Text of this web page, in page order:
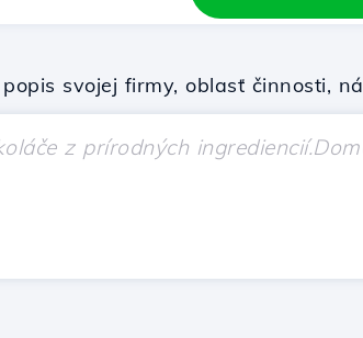
svojej firmy, oblasť činnosti,